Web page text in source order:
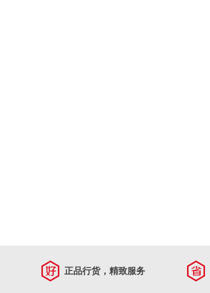
正品行货，精致服务